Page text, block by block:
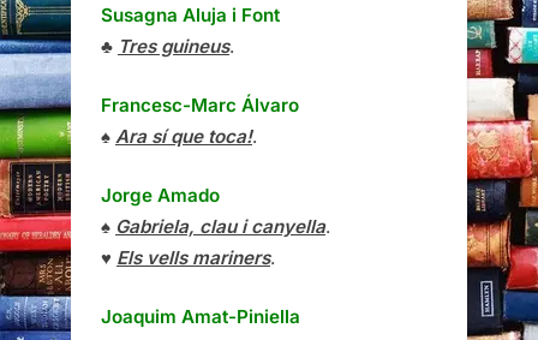
Susagna Aluja i Font
♣ Tres guineus.
Francesc-Marc Álvaro
♠ Ara sí que toca!.
Jorge Amado
♠ Gabriela, clau i canyella.
♥ Els vells mariners.
Joaquim Amat-Piniella